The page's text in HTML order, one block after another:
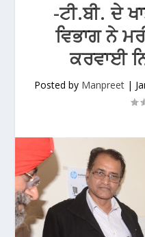
-ਟੀ.ਬੀ. ਦੇ
ਵਿਭਾਗ ਨੇ
ਕਰਵਾਈ
Posted by Manpreet|